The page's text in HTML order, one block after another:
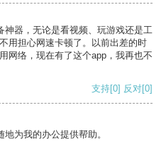
神器，无论是看视频、玩游戏还是工
用担心网速卡顿了。以前出差的时
网络，现在有了这个app，我再也不
支持[0] 反对[0]
为我的办公提供帮助。